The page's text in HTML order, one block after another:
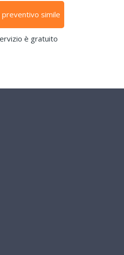
preventivo simile
è gratuito